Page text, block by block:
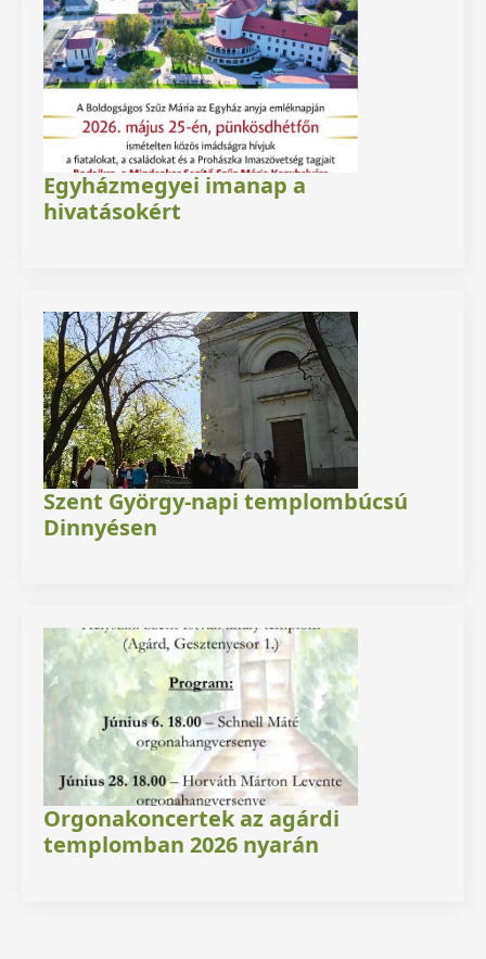
Egyházmegyei imanap a
hivatásokért
Szent György-napi templombúcsú
Dinnyésen
Orgonakoncertek az agárdi
templomban 2026 nyarán